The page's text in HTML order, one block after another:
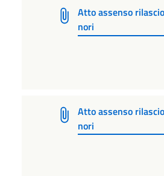
Atto assenso
nori
Atto assenso
nori